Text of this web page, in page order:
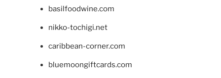
basilfoodwine.com
nikko-tochigi.net
caribbean-corner.com
bluemoongiftcards.com